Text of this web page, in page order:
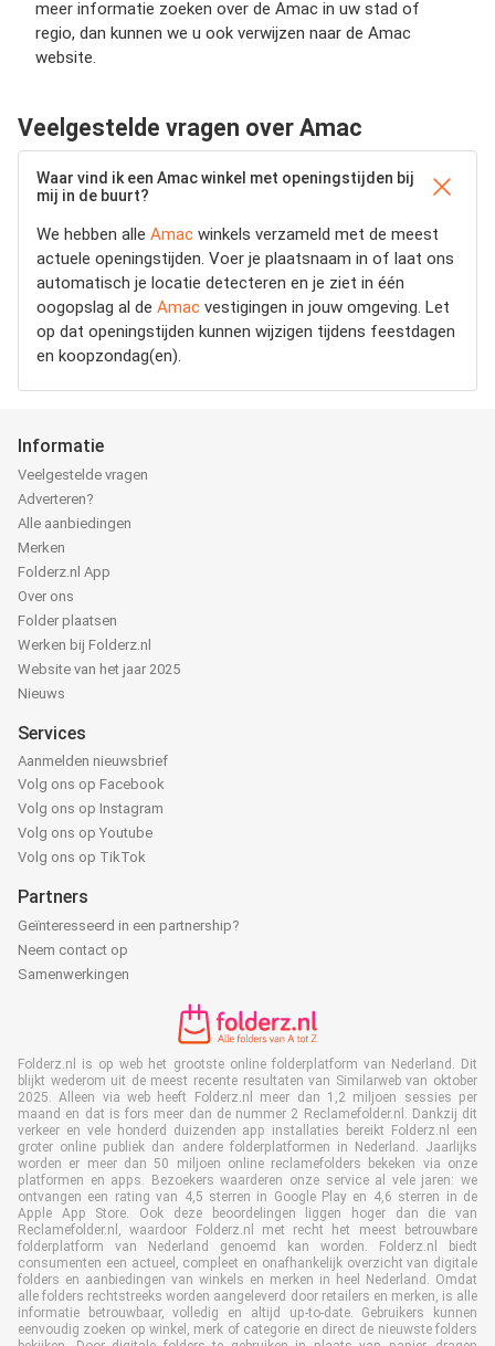
meer informatie zoeken over de Amac in uw stad of
regio, dan kunnen we u ook verwijzen naar de Amac
website.
Veelgestelde vragen over Amac
Waar vind ik een Amac winkel met openingstijden bij
mij in de buurt?
We hebben alle Amac winkels verzameld met de meest
actuele openingstijden. Voer je plaatsnaam in of laat ons
automatisch je locatie detecteren en je ziet in één
oogopslag al de Amac vestigingen in jouw omgeving. Let
op dat openingstijden kunnen wijzigen tijdens feestdagen
en koopzondag(en).
Informatie
Veelgestelde vragen
Adverteren?
Alle aanbiedingen
Merken
Folderz.nl App
Over ons
Folder plaatsen
Werken bij Folderz.nl
Website van het jaar 2025
Nieuws
Services
Aanmelden nieuwsbrief
Volg ons op Facebook
Volg ons op Instagram
Volg ons op Youtube
Volg ons op TikTok
Partners
Geïnteresseerd in een partnership?
Neem contact op
Samenwerkingen
Folderz.nl is op web het grootste online folderplatform van Nederland. Dit
blijkt wederom uit de meest recente resultaten van Similarweb van oktober
2025. Alleen via web heeft Folderz.nl meer dan 1,2 miljoen sessies per
maand en dat is fors meer dan de nummer 2 Reclamefolder.nl. Dankzij dit
verkeer en vele honderd duizenden app installaties bereikt Folderz.nl een
groter online publiek dan andere folderplatformen in Nederland. Jaarlijks
worden er meer dan 50 miljoen online reclamefolders bekeken via onze
platformen en apps. Bezoekers waarderen onze service al vele jaren: we
ontvangen een rating van 4,5 sterren in Google Play en 4,6 sterren in de
Apple App Store. Ook deze beoordelingen liggen hoger dan die van
Reclamefolder.nl, waardoor Folderz.nl met recht het meest betrouwbare
folderplatform van Nederland genoemd kan worden. Folderz.nl biedt
consumenten een actueel, compleet en onafhankelijk overzicht van digitale
folders en aanbiedingen van winkels en merken in heel Nederland. Omdat
alle folders rechtstreeks worden aangeleverd door retailers en merken, is alle
informatie betrouwbaar, volledig en altijd up-to-date. Gebruikers kunnen
eenvoudig zoeken op winkel, merk of categorie en direct de nieuwste folders